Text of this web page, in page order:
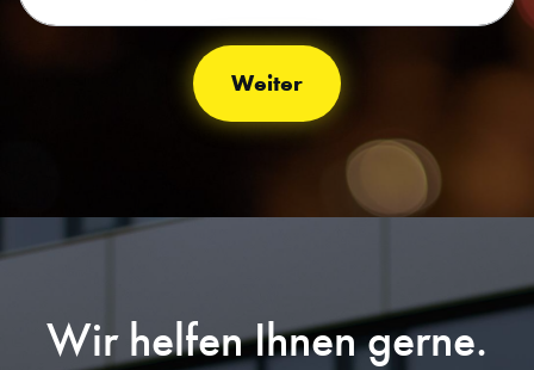
Weiter
Wir helfen Ihnen gerne.